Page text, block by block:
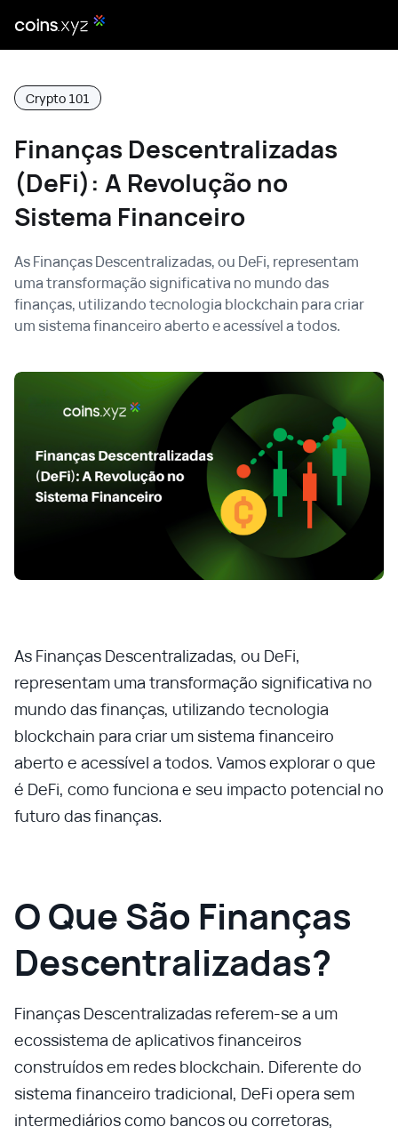
Crypto 101
Finanças Descentralizadas
(DeFi): A Revolução no
Sistema Financeiro
As Finanças Descentralizadas, ou DeFi, representam
uma transformação significativa no mundo das
finanças, utilizando tecnologia blockchain para criar
um sistema financeiro aberto e acessível a todos.
As Finanças Descentralizadas, ou DeFi,
representam uma transformação significativa no
mundo das finanças, utilizando tecnologia
blockchain para criar um sistema financeiro
aberto e acessível a todos. Vamos explorar o que
é DeFi, como funciona e seu impacto potencial no
futuro das finanças.
O Que São Finanças
Descentralizadas?
Finanças Descentralizadas referem-se a um
ecossistema de aplicativos financeiros
construídos em redes blockchain. Diferente do
sistema financeiro tradicional, DeFi opera sem
intermediários como bancos ou corretoras,